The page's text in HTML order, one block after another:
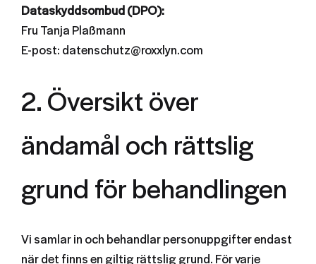
Dataskyddsombud (DPO):
Fru Tanja Plaßmann
E-post: datenschutz@roxxlyn.com
2. Översikt över
ändamål och rättslig
grund för behandlingen
Vi samlar in och behandlar personuppgifter endast
när det finns en giltig rättslig grund. För varje